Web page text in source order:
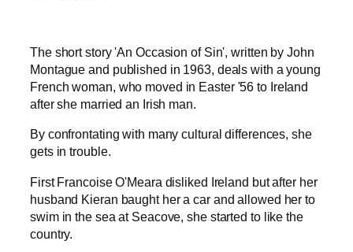
The short story 'An Occasion of Sin', written by John
Montague and published in 1963, deals with a young
French woman, who moved in Easter '56 to Ireland
after she married an Irish man.
By confrontating with many cultural differences, she
gets in trouble.
First Francoise O'Meara disliked Ireland but after her
husband Kieran baught her a car and allowed her to
swim in the sea at Seacove, she started to like the
country.